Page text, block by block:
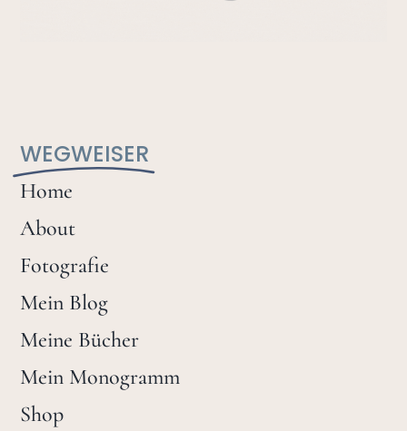
WEGWEISER
Home
About
Fotografie
Mein Blog
Meine Bücher
Mein Monogramm
Shop